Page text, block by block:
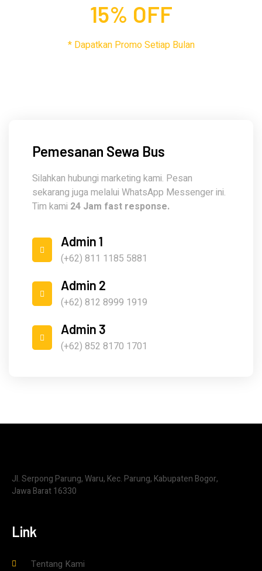
15% OFF
* Dapatkan Promo Setiap Bulan
Pemesanan Sewa Bus
Silahkan hubungi marketing kami. Pesan
sekarang juga melalui WhatsApp Messenger ini.
Tim kami 24 Jam fast response.
Admin 1
(+62) 811 1185 5881
Admin 2
(+62) 812 8999 1919
Admin 3
(+62) 852 8170 1701
Jl. Serpong Parung, Waru, Kec. Parung, Kabupaten Bogor,
Jawa Barat 16330
Link
Tentang Kami